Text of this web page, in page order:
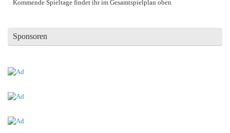
Kommende Spieltage findet ihr im Gesamtspielplan oben
Sponsoren